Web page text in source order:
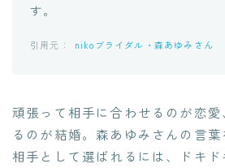
す。
nikoブライダル・森あゆみさん
頑張って相手に合わせるのが恋
るのが結婚。森あゆみさんの言
相手として選ばれるには、ドキ